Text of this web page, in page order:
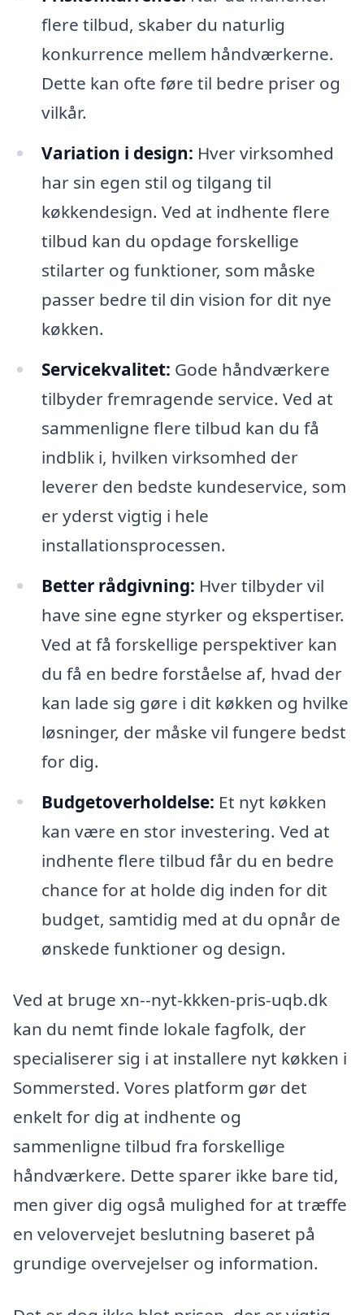
flere tilbud, skaber du naturlig
konkurrence mellem håndværkerne.
Dette kan ofte føre til bedre priser og
vilkår.
Variation i design: Hver virksomhed
har sin egen stil og tilgang til
køkkendesign. Ved at indhente flere
tilbud kan du opdage forskellige
stilarter og funktioner, som måske
passer bedre til din vision for dit nye
køkken.
Servicekvalitet: Gode håndværkere
tilbyder fremragende service. Ved at
sammenligne flere tilbud kan du få
indblik i, hvilken virksomhed der
leverer den bedste kundeservice, som
er yderst vigtig i hele
installationsprocessen.
Better rådgivning: Hver tilbyder vil
have sine egne styrker og ekspertiser.
Ved at få forskellige perspektiver kan
du få en bedre forståelse af, hvad der
kan lade sig gøre i dit køkken og hvilke
løsninger, der måske vil fungere bedst
for dig.
Budgetoverholdelse: Et nyt køkken
kan være en stor investering. Ved at
indhente flere tilbud får du en bedre
chance for at holde dig inden for dit
budget, samtidig med at du opnår de
ønskede funktioner og design.
Ved at bruge xn--nyt-kkken-pris-uqb.dk
kan du nemt finde lokale fagfolk, der
specialiserer sig i at installere nyt køkken i
Sommersted. Vores platform gør det
enkelt for dig at indhente og
sammenligne tilbud fra forskellige
håndværkere. Dette sparer ikke bare tid,
men giver dig også mulighed for at træffe
en velovervejet beslutning baseret på
grundige overvejelser og information.